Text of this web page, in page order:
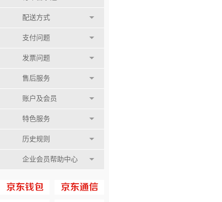
配送方式
支付问题
发票问题
售后服务
账户及会员
特色服务
历史规则
企业会员帮助中心